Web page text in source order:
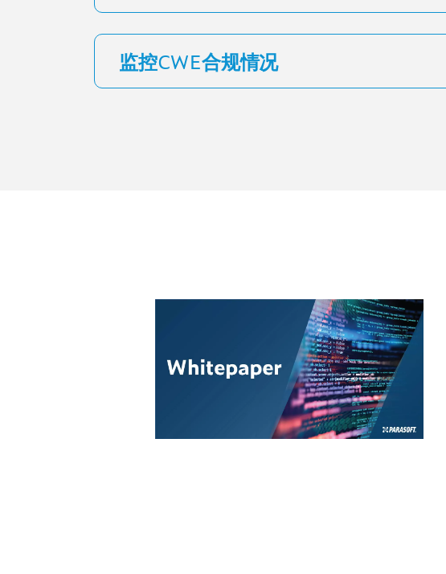
监控CWE合规情况